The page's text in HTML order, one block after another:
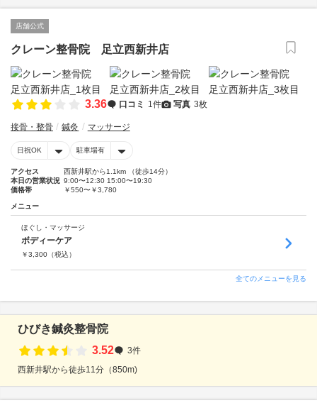
店舗公式
クレーン整骨院 足立西新井店
3.36 口コミ 1件 写真 3枚
接骨・整骨 鍼灸 マッサージ
日祝OK 駐車場有
アクセス
西新井駅から1.1km （徒歩14分）
本日の営業状況 9:00〜12:30 15:00〜19:30
価格帯
￥550〜￥3,780
メニュー
ほぐし・マッサージ
ボディーケア
￥3,300 （税込）
全てのメニューを見る
ひびき鍼灸整骨院
3.52
3件
西新井駅から徒歩11分（850m)